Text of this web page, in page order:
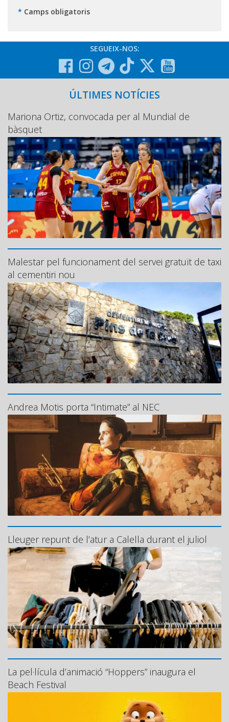
* Camps obligatoris
SEGUEIX-NOS:
ÚLTIMES NOTÍCIES
Mariona Ortiz, convocada per al Mundial de
bàsquet
Malestar pel funcionament del servei gratuït de taxi
al cementiri nou
Andrea Motis porta “Intimate” al NEC
Lleuger repunt de l’atur a Calella durant el juliol
La pel·lícula d’animació “Hoppers” inaugura el
Beach Festival